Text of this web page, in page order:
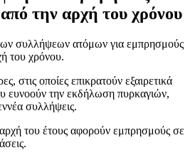
την αρχή του χρόνου
συλλήψεων ατόμων για εμπρησμούς
του χρόνου.
στις οποίες επικρατούν εξαιρετικά
ευνοούν την εκδήλωση πυρκαγιών,
συλλήψεις.
του έτους αφορούν εμπρησμούς σε